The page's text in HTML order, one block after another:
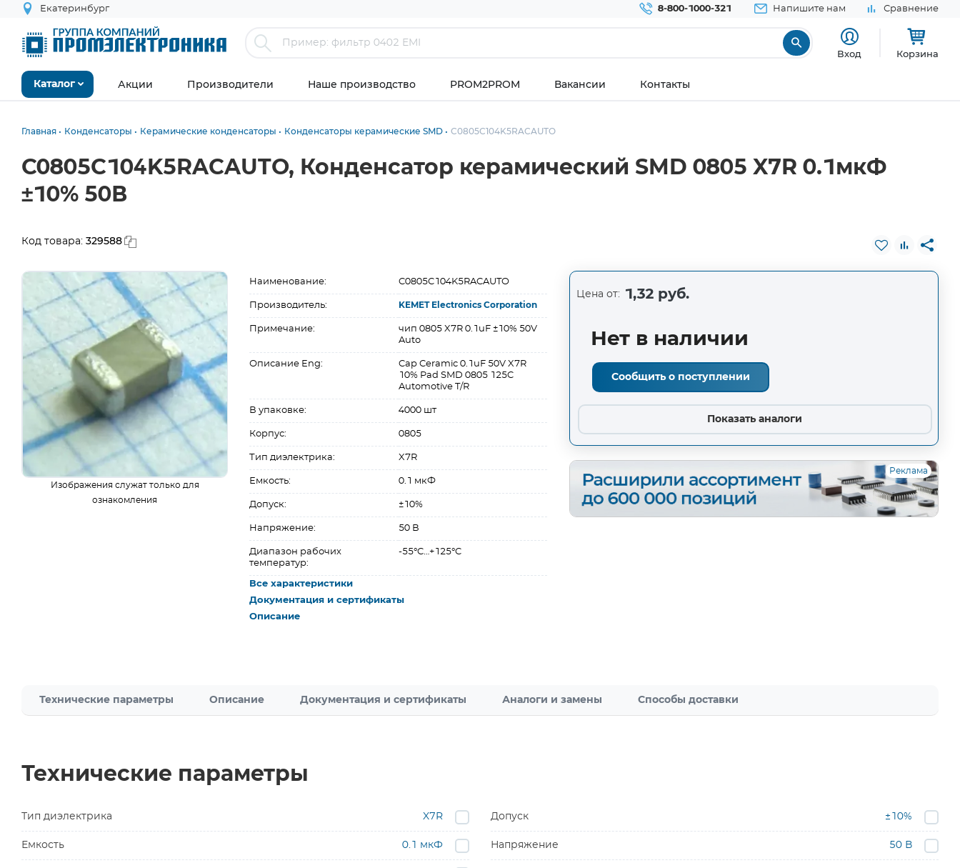
Екатеринбург 8-800-1000-321 Напишите нам Сравнение
Вход Корзина
Каталог Акции Производители Наше производство PROM2PROM Вакансии Контакты
Главная Конденсаторы Керамические конденсаторы Конденсаторы керамические SMD C0805C104K5RACAUTO
C0805C104K5RACAUTO, Конденсатор керамический SMD 0805 X7R 0.1мкФ
±10% 50В
Код товара: 329588
Изображения служат только для
ознакомления
Наименование: C0805C104K5RACAUTO
Производитель: KEMET Electronics Corporation
Примечание:
чип 0805 X7R 0.1uF ±10% 50V
Auto
Описание Eng:
Cap Ceramic 0.1uF 50V X7R
10% Pad SMD 0805 125C
Automotive T/R
В упаковке: 4000 шт
Корпус: 0805
Тип диэлектрика: X7R
Емкость: 0.1 мкФ
Допуск: ±10%
Напряжение: 50 В
Диапазон рабочих
температур:
-55°C…+125°C
Все характеристики
Документация и сертификаты
Описание
Цена от: 1,32 руб.
Нет в наличии
Сообщить о поступлении
Показать аналоги
Реклама
Технические параметры Описание Документация и сертификаты Аналоги и замены Способы доставки
Технические параметры
Тип диэлектрика X7R
Емкость 0.1 мкФ
Допуск ±10%
Напряжение 50 В